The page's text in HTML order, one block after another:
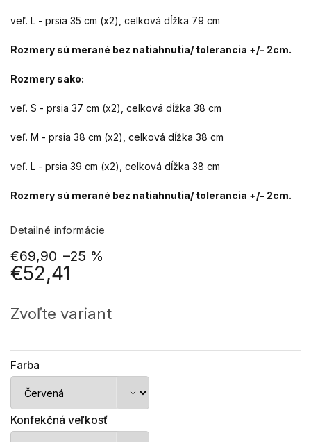
€69,90 –25 %
€52,41
cena:
Zvoľte variant
Farba
Konfekčná veľkosť
veľ. L - prsia 35 cm (x2), celková dĺžka 79 cm
Rozmery sú merané bez natiahnutia/ tolerancia +/- 2cm.
Rozmery sako:
veľ. S - prsia 37 cm (x2), celková dĺžka 38 cm
veľ. M - prsia 38 cm (x2), celková dĺžka 38 cm
veľ. L - prsia 39 cm (x2), celková dĺžka 38 cm
Rozmery sú merané bez natiahnutia/ tolerancia +/- 2cm.
Detailné informácie